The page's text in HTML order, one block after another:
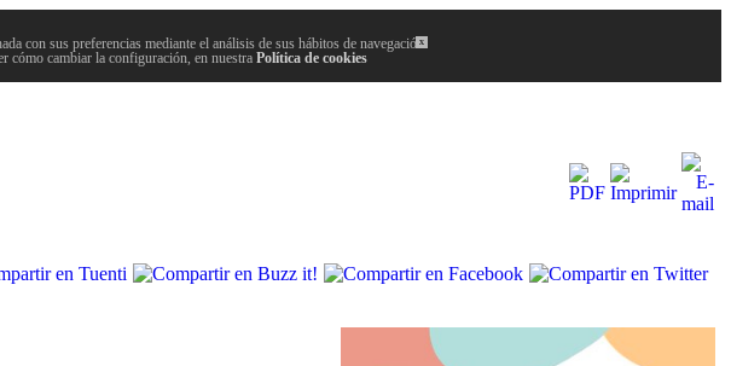
x
con sus preferencias mediante el análisis de sus hábitos de navegación.
cómo cambiar la configuración, en nuestra Política de cookies